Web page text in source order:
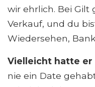
wir ehrlich. Bei Gilt
Verkauf, und du
Wiedersehen,
Vielleicht hatte er
nie ein Date